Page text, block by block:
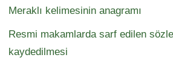
Meraklı kelimesinin anagramı
Resmi makamlarda sarf edilen
kaydedilmesi